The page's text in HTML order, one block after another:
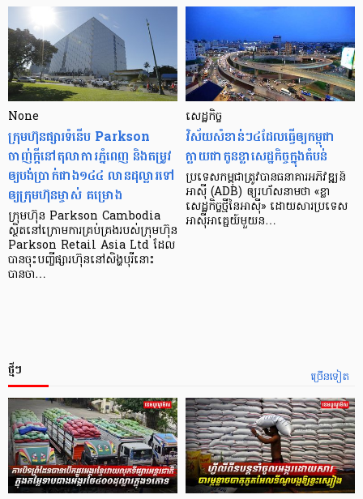
None
ក្រុមហ៊ុនផ្សារទំនើប Parkson
ចាញ់ក្ដីនៅតុលាការភ្នំពេញ និងតម្រូវ
ឲ្យបង់ប្រាក់ជាង១៤៤ លានដុល្លារទៅ
ឲ្យក្រុមហ៊ុនម្ចាស់ គម្រោង
ក្រុមហ៊ុន Parkson Cambodia
ស្ថិតនៅក្រោមការគ្រប់គ្រងរបស់ក្រុមហ៊ុន
Parkson Retail Asia Ltd ដែល
បានចុះបញ្ចីផ្សារហ៊ុននៅសិង្ហបុរីនោះ
បានចា…
សេដ្ឋកិច្ច​
វិស័យ​សំខាន់ៗ​៤​ដែល​ធ្វើ​ឲ្យ​កម្ពុជា​
ក្លាយ​ជា​កូន​ខ្លា​សេដ្ឋកិច្ច​ក្នុង​តំបន់
ប្រទេស​កម្ពុជា​ត្រូវ​បាន​ធនាគារ​អភិវឌ្ឍន៍​
អាស៊ី (ADB) ឲ្យ​រហ័ស​នាមថា «ខ្លា​
សេដ្ឋកិច្ច​ថ្មី​នៃ​អាស៊ី» ដោយសារ​ប្រទេស​
អាស៊ី​អាគ្នេយ៍​មួយ​ន…
ច្រើនទៀត
ថ្មីៗ